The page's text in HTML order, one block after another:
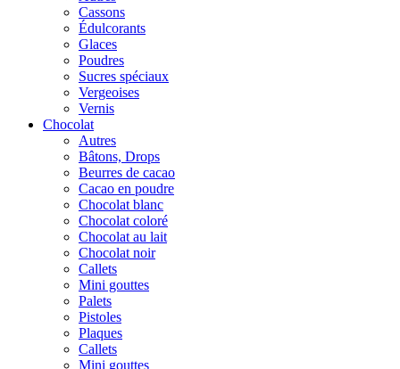
Cassons
Édulcorants
Glaces
Poudres
Sucres spéciaux
Vergeoises
Vernis
Chocolat
Autres
Bâtons, Drops
Beurres de cacao
Cacao en poudre
Chocolat blanc
Chocolat coloré
Chocolat au lait
Chocolat noir
Callets
Mini gouttes
Palets
Pistoles
Plaques
Callets
Mini gouttes